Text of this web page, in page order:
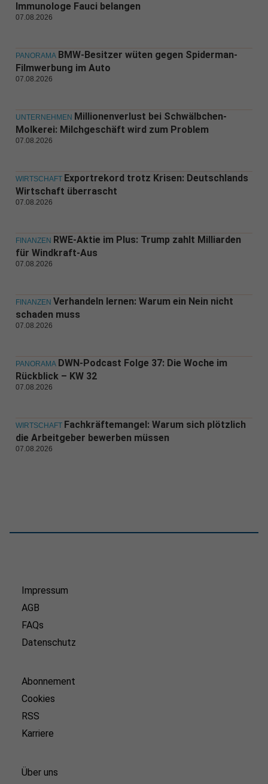
Immunologe Fauci belangen
07.08.2026
PANORAMA BMW-Besitzer wüten gegen Spiderman-
Filmwerbung im Auto
07.08.2026
UNTERNEHMEN Millionenverlust bei Schwälbchen-
Molkerei: Milchgeschäft wird zum Problem
07.08.2026
WIRTSCHAFT Exportrekord trotz Krisen: Deutschlands
Wirtschaft überrascht
07.08.2026
FINANZEN RWE-Aktie im Plus: Trump zahlt Milliarden
für Windkraft-Aus
07.08.2026
FINANZEN Verhandeln lernen: Warum ein Nein nicht
schaden muss
07.08.2026
PANORAMA DWN-Podcast Folge 37: Die Woche im
Rückblick – KW 32
07.08.2026
WIRTSCHAFT Fachkräftemangel: Warum sich plötzlich
die Arbeitgeber bewerben müssen
07.08.2026
Impressum
AGB
FAQs
Datenschutz
Abonnement
Cookies
RSS
Karriere
Über uns